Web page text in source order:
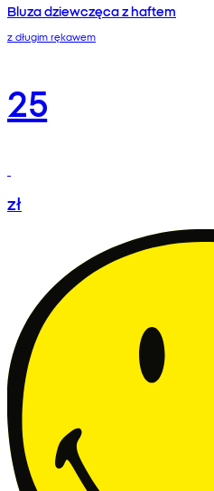
Bluza dziewczęca z haftem
z długim rękawem
25
zł